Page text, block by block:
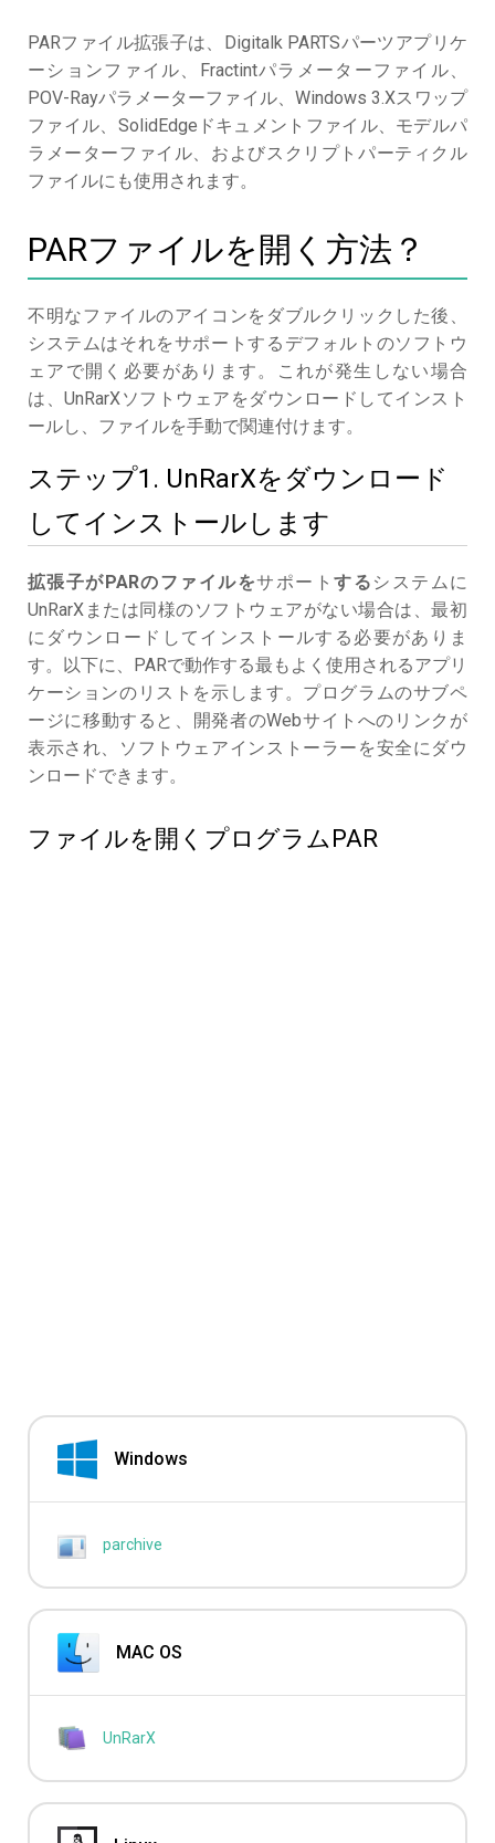
PARファイル拡張子は、Digitalk PARTSパーツアプリケ
ーションファイル、Fractintパラメーターファイル、
POV-Rayパラメーターファイル、Windows 3.Xスワップ
ファイル、SolidEdgeドキュメントファイル、モデルパ
ラメーターファイル、およびスクリプトパーティクル
ファイルにも使用されます。
PARファイルを開く方法？
不明なファイルのアイコンをダブルクリックした後、
システムはそれをサポートするデフォルトのソフトウ
ェアで開く必要があります。これが発生しない場合
は、UnRarXソフトウェアをダウンロードしてインスト
ールし、ファイルを手動で関連付けます。
ステップ1. UnRarXをダウンロード
してインストールします
拡張子がPARのファイルをサポートする システムに
UnRarXまたは同様のソフトウェアがない場合は、最初
にダウンロードしてインストールする必要がありま
す。以下に、PARで動作する最もよく使用されるアプリ
ケーションのリストを示します。プログラムのサブペ
ージに移動すると、開発者のWebサイトへのリンクが
表示され、ソフトウェアインストーラーを安全にダウ
ンロードできます。
ファイルを開くプログラムPAR
Windows
parchive
MAC OS
UnRarX